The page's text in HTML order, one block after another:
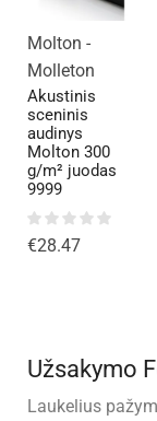
Molton -
Molleton
Akustinis
sceninis
audinys
Molton 300
g/m² juodas
9999
€28.47
Užsakymo
Laukelius